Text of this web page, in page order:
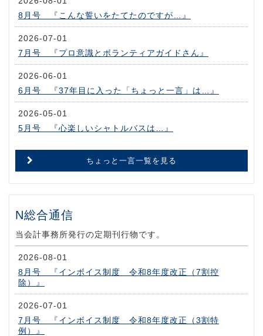
8月号 『こんな誓いをたてたのですが…』
2026-07-01
7月号 『プロ意識とボランティアガイドさん』
2026-06-01
6月号 『37年目に入った「ちょっと一言」は…』
2026-05-01
5月号 『心楽しいシャトルバスは…』
ちょっと一言一覧を見る
N総合通信
当会計事務所発行の定期刊行物です。
2026-08-01
8月号 『インボイス制度 令和8年度改正（7割控
除）』
2026-07-01
7月号 『インボイス制度 令和8年度改正（3割特
例）』